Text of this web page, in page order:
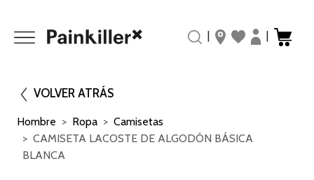
VOLVER ATRÁS
Hombre Ropa
Camisetas
CAMISETA LACOSTE DE ALGODÓN BÁSICA
BLANCA